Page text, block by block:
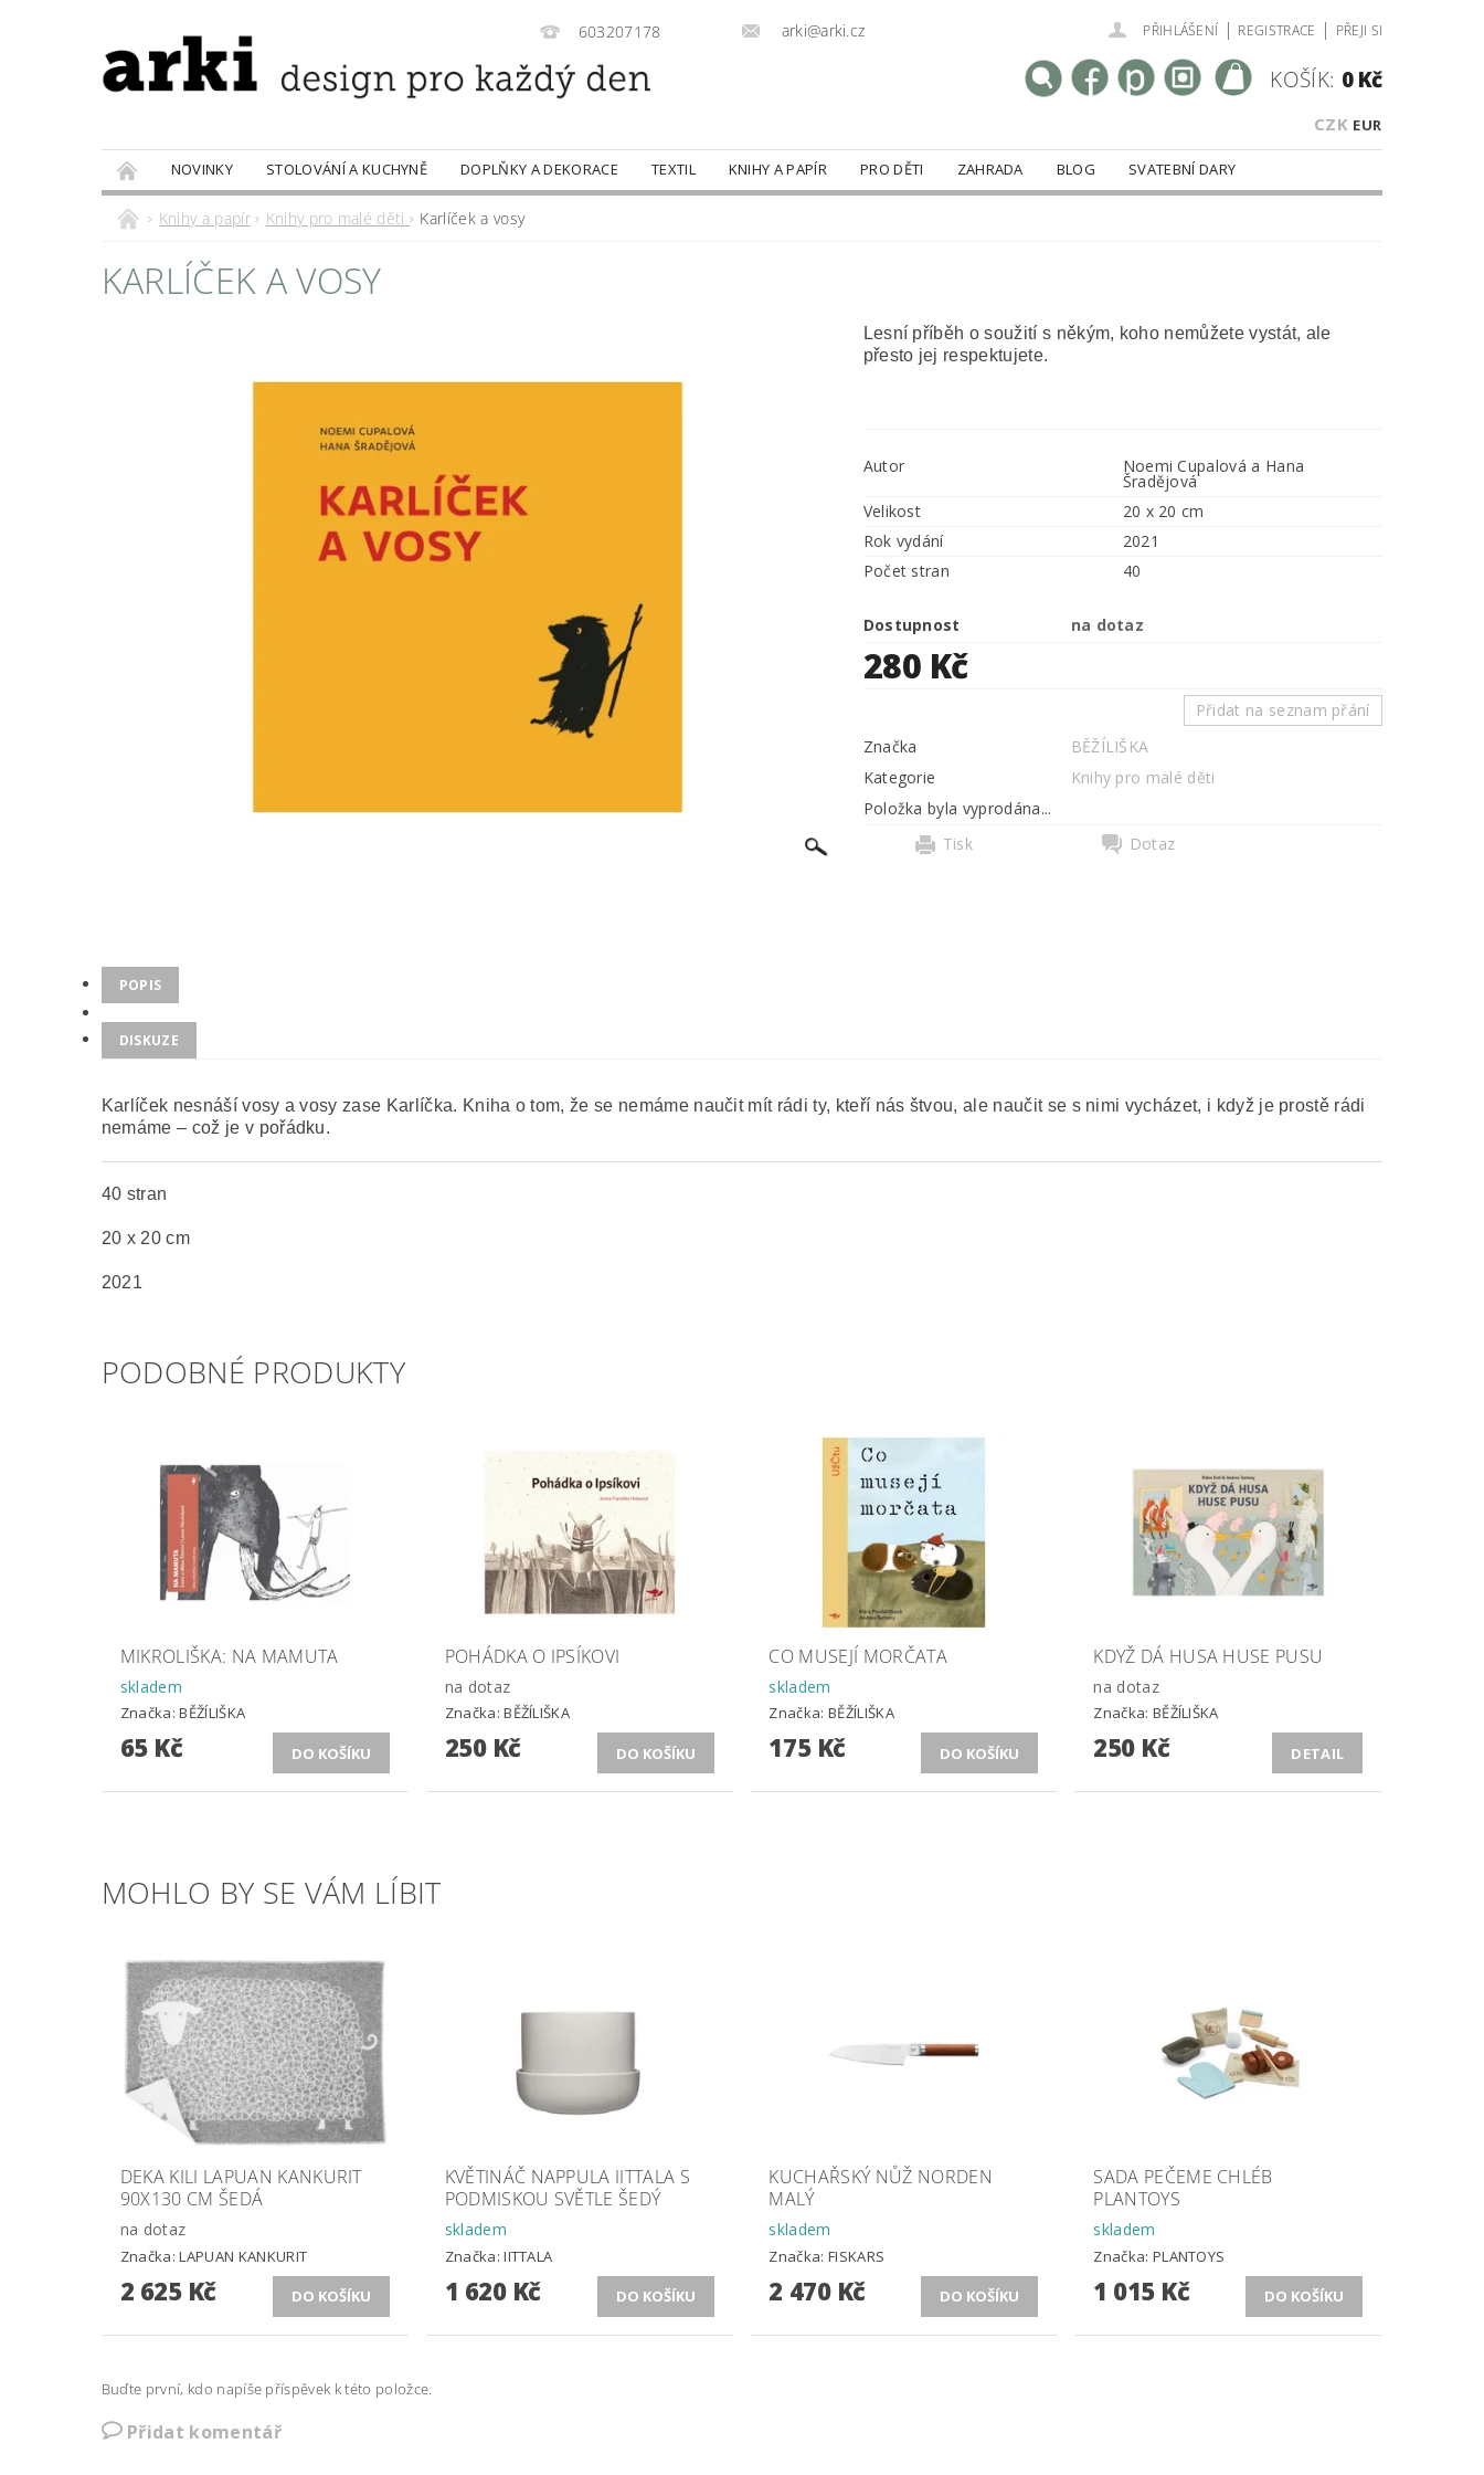
603207178 arki@arki.cz PŘIHLÁŠENÍ | REGISTRACE | PŘEJI SI
CZK EUR
KOŠÍK: 0 Kč
NOVINKY STOLOVÁNÍ A KUCHYNĚ DOPLŇKY A DEKORACE TEXTIL KNIHY A PAPÍR PRO DĚTI ZAHRADA BLOG
SVATEBNÍ DARY
PRODÁVANÉ ZNAČKY
DOBROTY
Knihy a papír Knihy pro malé děti Karlíček a vosy
KARLÍČEK A VOSY
Lesní příběh o soužití s někým, koho nemůžete vystát, ale
přesto jej respektujete.
Autor Noemi Cupalová a Hana
Šradějová
Velikost
20 x 20 cm
Rok vydání
2021
Počet stran
40
Dostupnost na dotaz
280 Kč
Přidat na seznam přání
Značka
BĚŽÍLIŠKA
Kategorie
Knihy pro malé děti
Položka byla vyprodána...
Tisk
Dotaz
POPIS
DISKUZE
Karlíček nesnáší vosy a vosy zase Karlíčka. Kniha o tom, že se nemáme naučit mít rádi ty, kteří nás štvou, ale naučit se s nimi vycházet, i když je prostě rádi
nemáme – což je v pořádku.
40 stran
20 x 20 cm
2021
PODOBNÉ PRODUKTY
MIKROLIŠKA: NA MAMUTA
skladem
Značka:BĚŽÍLIŠKA
65 Kč
POHÁDKA O IPSÍKOVI
na dotaz
Značka:BĚŽÍLIŠKA
250 Kč
CO MUSEJÍ MORČATA
skladem
Značka:BĚŽÍLIŠKA
175 Kč
KDYŽ DÁ HUSA HUSE PUSU
na dotaz
Značka: BĚŽÍLIŠKA
250 Kč DETAIL
MOHLO BY SE VÁM LÍBIT
DEKA KILI LAPUAN KANKURIT
90X130 CM ŠEDÁ
na dotaz
Značka:LAPUAN KANKURIT
2 625 Kč
KVĚTINÁČ NAPPULA IITTALA S
PODMISKOU SVĚTLE ŠEDÝ
skladem
Značka:IITTALA
1 620 Kč
KUCHAŘSKÝ NŮŽ NORDEN
MALÝ
skladem
Značka:FISKARS
2 470 Kč
SADA PEČEME CHLÉB
PLANTOYS
skladem
Značka: PLANTOYS
1 015 Kč
Buďte první, kdo napíše příspěvek k této položce.
Přidat komentář